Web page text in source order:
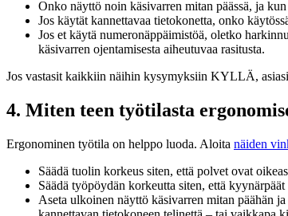
Onko näyttö noin käsivarren mitan päässä, ja
Jos käytät kannettavaa tietokonetta, onko
Jos et käytä numeronäppäimistöä, oletko
käsivarren ojentamisesta aiheutuvaa rasitusta.
Jos vastasit kaikkiin näihin kysymyksiin KYLLÄ,
4. Miten teen työtilasta
Ergonominen työtila on helppo luoda. Aloita näiden
Säädä tuolin korkeus siten, että polvet ovat
Säädä työpöydän korkeutta siten, että
Aseta ulkoinen näyttö käsivarren mitan päähän